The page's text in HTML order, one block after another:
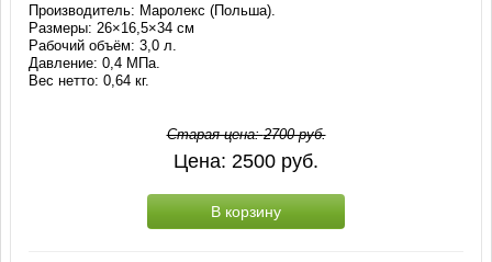
Производитель: Маролекс (Польша).
Размеры: 26×16,5×34 см
Рабочий объём: 3,0 л.
Давление: 0,4 МПа.
Вес нетто: 0,64 кг.
Старая цена:2700руб.
Цена: 2500 руб.
В корзину